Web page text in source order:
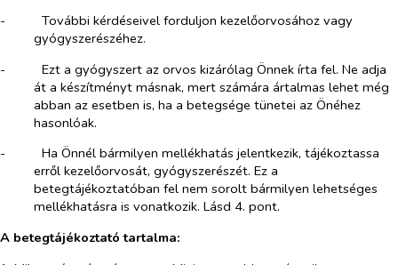
-​
További kérdéseivel forduljon kezelőorvosához vagy
gyógyszerészéhez.
-​
Ezt a gyógyszert az orvos kizárólag Önnek írta fel. Ne adja
át a készítményt másnak, mert számára ártalmas lehet még
abban az esetben is, ha a betegsége tünetei az Önéhez
hasonlóak.
-​
Ha Önnél bármilyen mellékhatás jelentkezik, tájékoztassa
erről kezelőorvosát, gyógyszerészét. Ez a
betegtájékoztatóban fel nem sorolt bármilyen lehetséges
mellékhatásra is vonatkozik. Lásd 4. pont.
A betegtájékoztató tartalma: